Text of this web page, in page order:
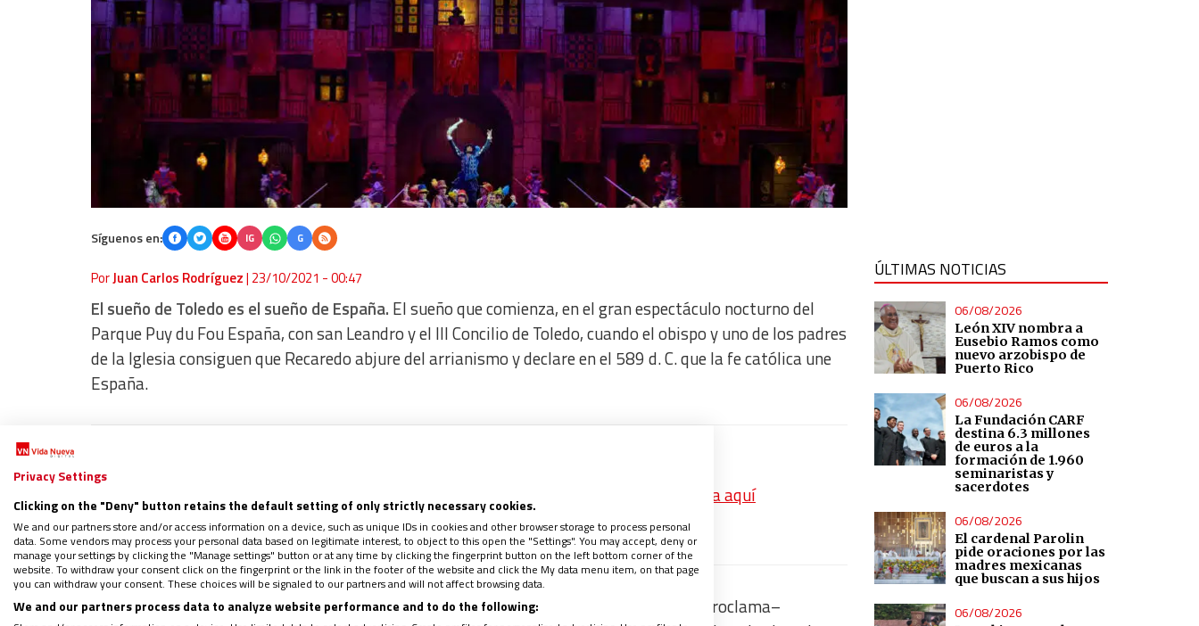
Síguenos en: IG G
PorJuan Carlos Rodríguez| 23/10/2021 - 00:47
El sueño de Toledo es el sueño de España. El sueño que comienza, en el gran espectáculo nocturno del
Parque Puy du Fou España, con san Leandro y el III Concilio de Toledo, cuando el obispo y uno de los padres
de la Iglesia consiguen que Recaredo abjure del arrianismo y declare en el 589 d. C. que la fe católica une
España.
¿Quieres recibir gratis por WhatsApp las mejores noticias de Vida Nueva? Pincha aquí
Regístrate en el boletín gratuito y recibe un avance de los contenidos
La conversión de Recaredo y la unidad de hispanos y godos –“seamos un solo pueblo”, proclama–
ÚLTIMAS NOTICIAS
06/08/2026
León XIV nombra a
Eusebio Ramos como
nuevo arzobispo de
Puerto Rico
06/08/2026
La Fundación CARF
destina 6.3 millones
de euros a la
formación de 1.960
seminaristas y
sacerdotes
06/08/2026
El cardenal Parolin
pide oraciones por las
madres mexicanas
que buscan a sus hijos
06/08/2026
Privacy Settings
Clicking on the "Deny" button retains the default setting of only strictly necessary cookies.
We and our partners store and/or access information on a device, such as unique IDs in cookies and other browser storage to process personal
data. Some vendors may process your personal data based on legitimate interest, to object to this open the "Settings". You may accept, deny or
manage your settings by clicking the "Manage settings" button or at any time by clicking the fingerprint button on the left bottom corner of the
website. To withdraw your consent click on the fingerprint or the link in the footer of the website and click the My data menu item, on that page
you can withdraw your consent. These choices will be signaled to our partners and will not affect browsing data.
We and our partners process data to analyze website performance and to do the following: